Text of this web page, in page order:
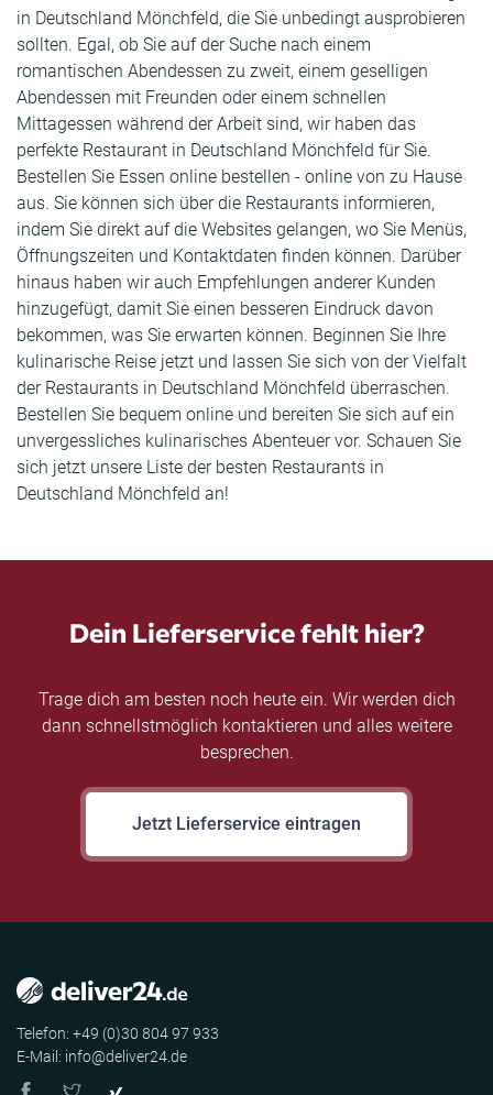
in Deutschland Mönchfeld, die Sie unbedingt ausprobieren
sollten. Egal, ob Sie auf der Suche nach einem
romantischen Abendessen zu zweit, einem geselligen
Abendessen mit Freunden oder einem schnellen
Mittagessen während der Arbeit sind, wir haben das
perfekte Restaurant in Deutschland Mönchfeld für Sie.
Bestellen Sie Essen online bestellen - online von zu Hause
aus. Sie können sich über die Restaurants informieren,
indem Sie direkt auf die Websites gelangen, wo Sie Menüs,
Öffnungszeiten und Kontaktdaten finden können. Darüber
hinaus haben wir auch Empfehlungen anderer Kunden
hinzugefügt, damit Sie einen besseren Eindruck davon
bekommen, was Sie erwarten können. Beginnen Sie Ihre
kulinarische Reise jetzt und lassen Sie sich von der Vielfalt
der Restaurants in Deutschland Mönchfeld überraschen.
Bestellen Sie bequem online und bereiten Sie sich auf ein
unvergessliches kulinarisches Abenteuer vor. Schauen Sie
sich jetzt unsere Liste der besten Restaurants in
Deutschland Mönchfeld an!
Dein Lieferservice fehlt hier?
Trage dich am besten noch heute ein. Wir werden dich
dann schnellstmöglich kontaktieren und alles weitere
besprechen.
Jetzt Lieferservice eintragen
Telefon: +49 (0)30 804 97 933
E-Mail: info@deliver24.de